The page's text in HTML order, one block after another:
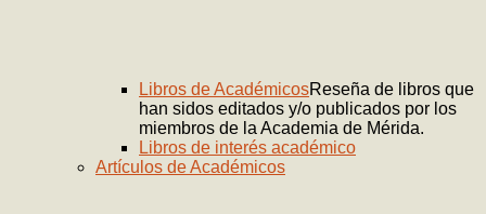
Libros de AcadémicosReseña de libros que
han sidos editados y/o publicados por los
miembros de la Academia de Mérida.
Libros de interés académico
Artículos de Académicos